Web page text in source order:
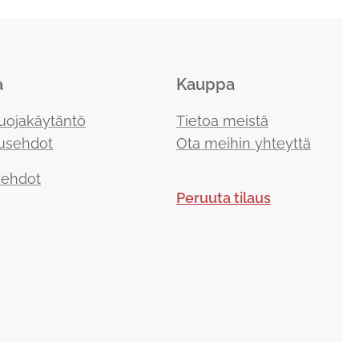
Kauppa
Tietoa meistä
Ota meihin yhteyttä
Peruuta tilaus